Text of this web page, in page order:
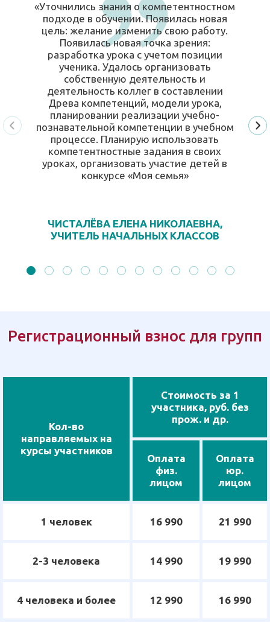
«Уточнились знания о компетентностном
подходе в обучении. Появилась новая
цель: желание изменить свою работу.
Появилась новая точка зрения:
разработка урока с учетом позиции
ученика. Удалось организовать
собственную деятельность и
деятельность коллег в составлении
Древа компетенций, модели урока,
планировании реализации учебно-
познавательной компетенции в учебном
процессе. Планирую использовать
компетентностные задания в своих
уроках, организовать участие детей в
конкурсе «Моя семья»
ЧИСТАЛЁВА ЕЛЕНА НИКОЛАЕВНА,
УЧИТЕЛЬ НАЧАЛЬНЫХ КЛАССОВ
Регистрационный взнос для групп
Кол-во
направляемых на
курсы участников
Стоимость за 1
участника, руб. без
прож. и др.
Оплата
физ.
лицом
Оплата
юр.
лицом
1 человек 16 990 21 990
2-3 человека 14 990 19 990
4 человека и более 12 990 16 990